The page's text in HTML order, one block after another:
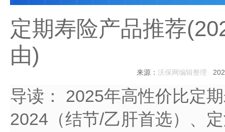
定期寿险产品推荐
由)
来源： 沃保网编辑整理
导读：
2025年高性价比定
2024（结节/乙肝首选）、